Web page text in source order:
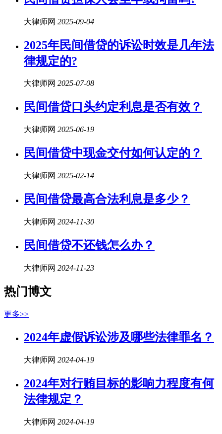
大律师网 2025-09-04
2025年民间借贷的诉讼时效是几年法
律规定的?
大律师网 2025-07-08
民间借贷口头约定利息是否有效？
大律师网 2025-06-19
民间借贷中现金交付如何认定的？
大律师网 2025-02-14
民间借贷最高合法利息是多少？
大律师网 2024-11-30
民间借贷不还钱怎么办？
大律师网 2024-11-23
热门博文
更多>>
2024年虚假诉讼涉及哪些法律罪名？
大律师网 2024-04-19
2024年对行贿目标的影响力程度有何
法律规定？
大律师网 2024-04-19